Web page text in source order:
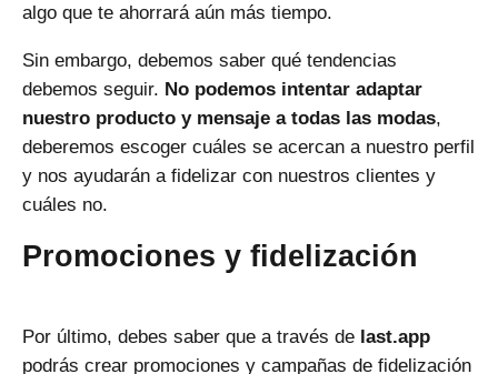
algo que te ahorrará aún más tiempo.
Sin embargo, debemos saber qué tendencias
debemos seguir. No podemos intentar adaptar
nuestro producto y mensaje a todas las modas,
deberemos escoger cuáles se acercan a nuestro perfil
y nos ayudarán a fidelizar con nuestros clientes y
cuáles no.
Promociones y fidelización
Por último, debes saber que a través de last.app
podrás crear promociones y campañas de fidelización